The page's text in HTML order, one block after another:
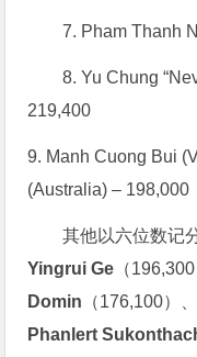
7. Pham Thanh
8. Yu Chung
219,400
9. Manh Cuong Bui
(Australia) – 198,000
其他以六位数记
Yingrui Ge （
Domin （176,100）
Phanlert